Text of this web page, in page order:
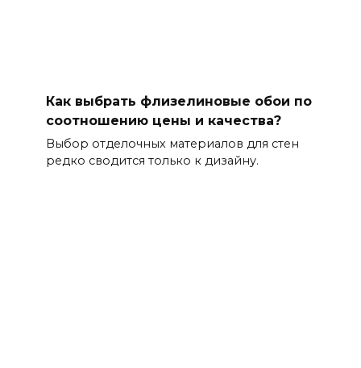
Как выбрать флизелиновые обои по
соотношению цены и качества?
Выбор отделочных материалов для стен
редко сводится только к дизайну.